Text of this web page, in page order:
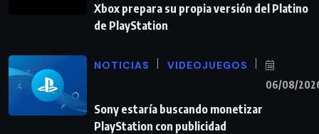
Xbox prepara su propia versión del Platino
de PlayStation
NOTICIAS VIDEOJUEGOS
06/08/
Sony estaría buscando monetizar
PlayStation con publicidad